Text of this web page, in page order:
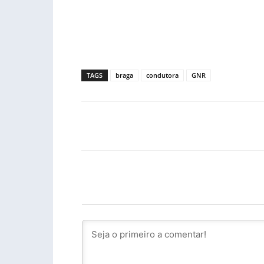
TAGS braga condutora GNR